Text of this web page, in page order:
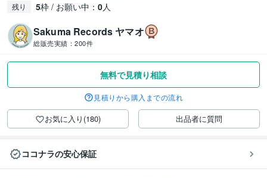
残り 5枠 / お願い中： 0人
Sakuma Records ヤマオ
総販売実績： 200件
無料で見積り相談
見積りから購入までの流れ
お気に入り(180) 出品者に質問
ココナラの安心保証